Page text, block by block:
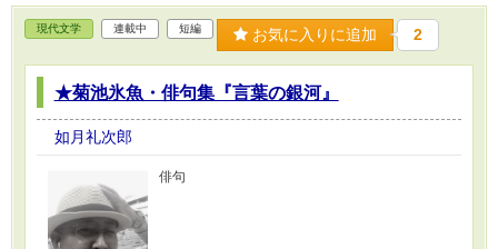
現代文学 連載中 短編 お気に入りに追加 2
★菊池氷魚・俳句集『言葉の銀河』
如月礼次郎
俳句